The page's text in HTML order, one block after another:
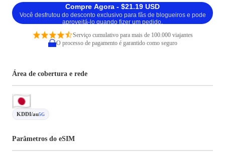
Compre Agora - $21.19 USD
Você desfrutou do desconto exclusivo para fãs de blogueiros e pode
aproveitá-lo quando fizer um pedido.
Serviço cumulativo para mais de 100.000 viajantes
O processo de pagamento é garantido como seguro
Área de cobertura e rede
KDDI/au5G
Parâmetros do eSIM